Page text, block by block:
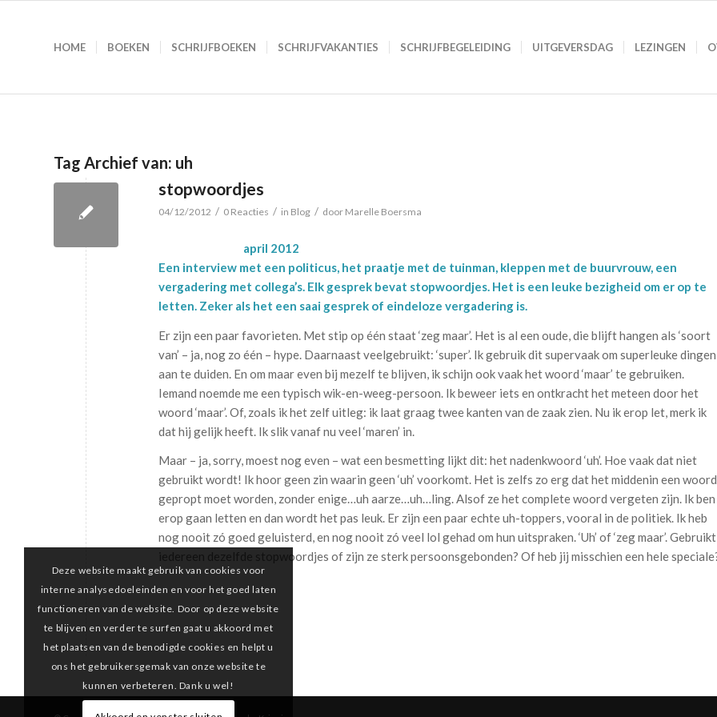
HOME BOEKEN SCHRIJFBOEKEN SCHRIJFVAKANTIES SCHRIJFBEGELEIDING UITGEVERSDAG LEZINGEN
Tag Archief van: uh
stopwoordjes
04/12/2012 / 0 Reacties / in Blog / door Marelle Boersma
april 2012
Een interview met een politicus, het praatje met de tuinman, kleppen met de buurvrouw, een
vergadering met collega’s. Elk gesprek bevat stopwoordjes. Het is een leuke bezigheid om er op te
letten. Zeker als het een saai gesprek of eindeloze vergadering is.
Er zijn een paar favorieten. Met stip op één staat ‘zeg maar’. Het is al een oude, die blijft hangen als ‘soort
van’ – ja, nog zo één – hype. Daarnaast veelgebruikt: ‘super’. Ik gebruik dit supervaak om superleuke dingen
aan te duiden. En om maar even bij mezelf te blijven, ik schijn ook vaak het woord ‘maar’ te gebruiken.
Iemand noemde me een typisch wik-en-weeg-persoon. Ik beweer iets en ontkracht het meteen door het
woord ‘maar’. Of, zoals ik het zelf uitleg: ik laat graag twee kanten van de zaak zien. Nu ik erop let, merk ik
dat hij gelijk heeft. Ik slik vanaf nu veel ‘maren’ in.
Maar – ja, sorry, moest nog even – wat een besmetting lijkt dit: het nadenkwoord ‘uh’. Hoe vaak dat niet
gebruikt wordt! Ik hoor geen zin waarin geen ‘uh’ voorkomt. Het is zelfs zo erg dat het middenin een woord
gepropt moet worden, zonder enige…uh aarze…uh…ling. Alsof ze het complete woord vergeten zijn. Ik ben
erop gaan letten en dan wordt het pas leuk. Er zijn een paar echte uh-toppers, vooral in de politiek. Ik heb
nog nooit zó goed geluisterd, en nog nooit zó veel lol gehad om hun uitspraken. ‘Uh’ of ‘zeg maar’. Gebruikt
iedereen dezelfde stopwoordjes of zijn ze sterk persoonsgebonden? Of heb jij misschien een hele
Deze website maakt gebruik van cookies voor
interne analysedoeleinden en voor het goed laten
functioneren van de website. Door op deze website
te blijven en verder te surfen gaat u akkoord met
het plaatsen van de benodigde cookies en helpt u
ons het gebruikersgemak van onze website te
kunnen verbeteren. Dank u wel!